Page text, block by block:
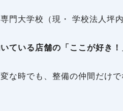
門大学校（現・ 学校法人坪
いている店舗の「ここが好き
な時でも、整備の仲間だけ